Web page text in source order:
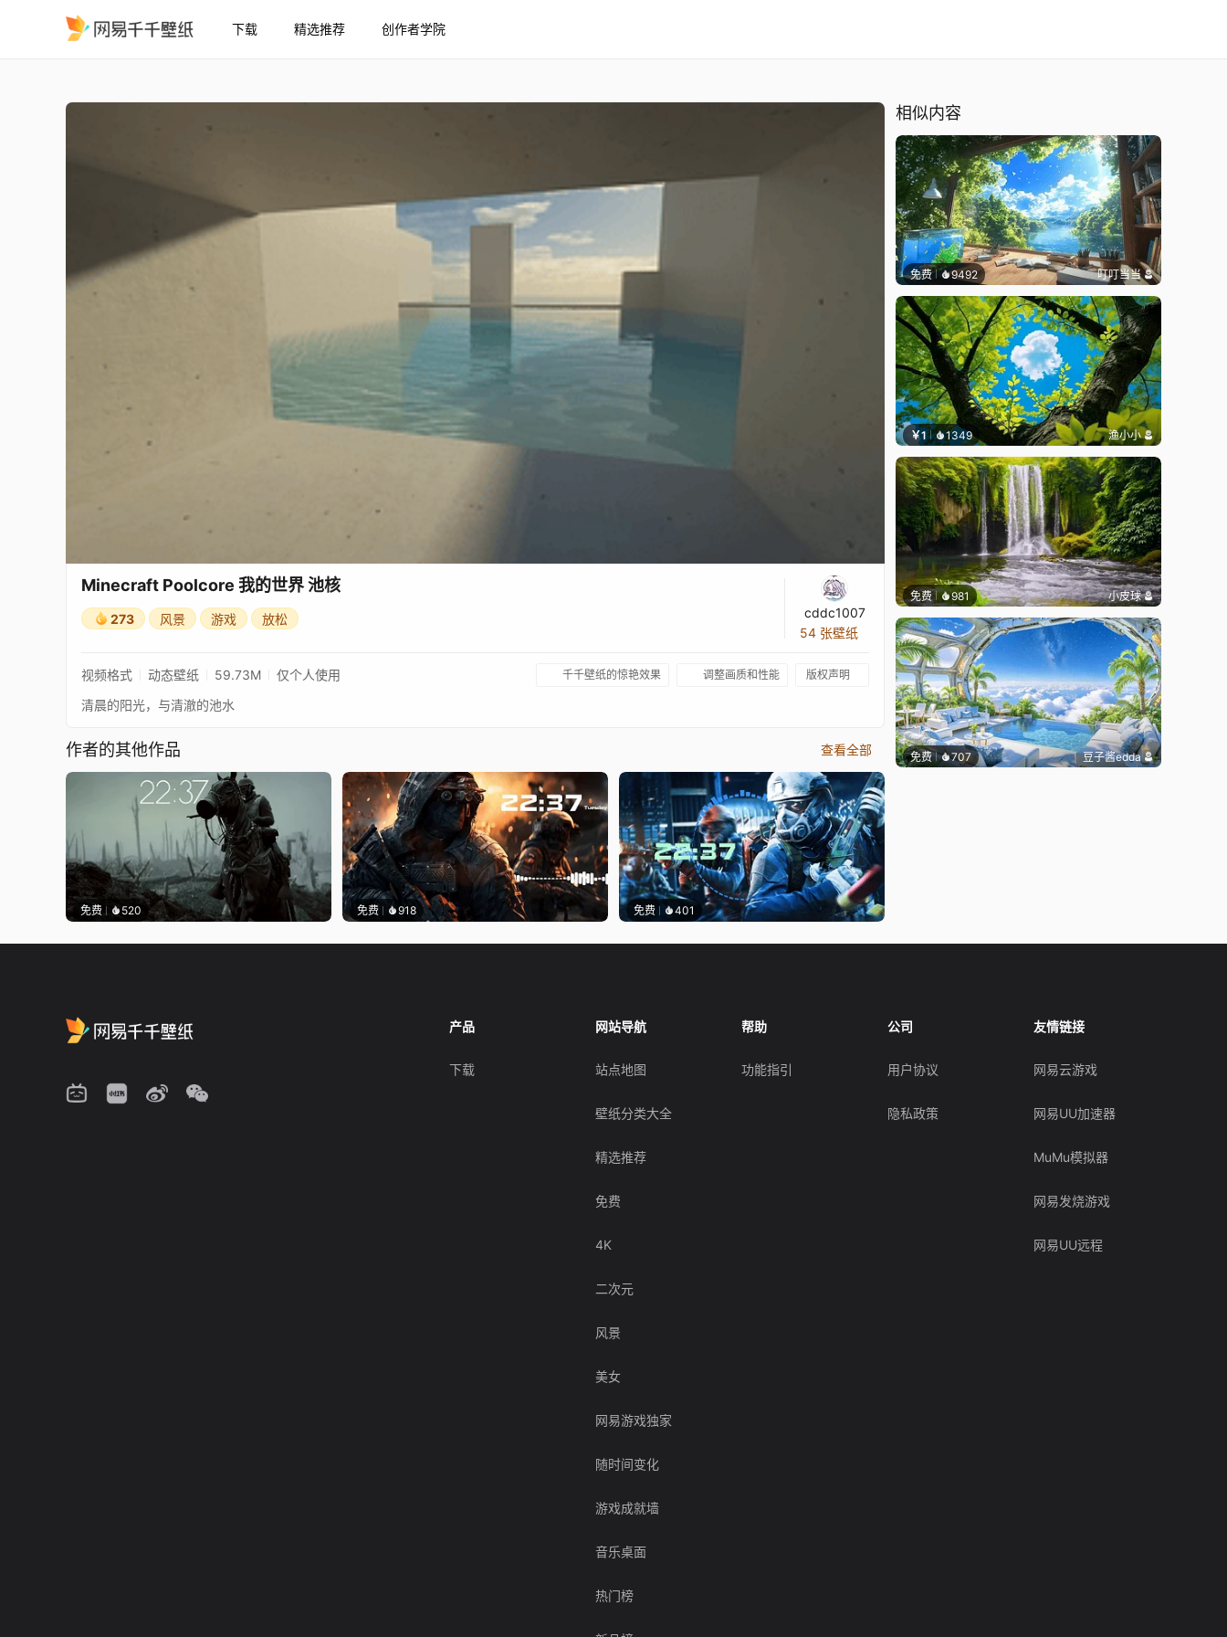
下载 精选推荐 创作者学院
Minecraft Poolcore 我的世界 池核
273 风景 游戏 放松
cddc1007
54 张壁纸
视频格式 动态壁纸 59.73M 仅个人使用 千千壁纸的惊艳效果 调整画质和性能 版权声明
清晨的阳光，与清澈的池水
作者的其他作品 查看全部
免费 520 免费 918 免费 401
相似内容
免费 9492 叮叮当当
￥1 1349 渔小小
免费 981 小皮球
免费 707 豆子酱edda
产品
下载
网站导航
站点地图
壁纸分类大全
精选推荐
免费
4K
二次元
风景
美女
网易游戏独家
随时间变化
游戏成就墙
音乐桌面
热门榜
帮助
功能指引
公司
用户协议
隐私政策
友情链接
网易云游戏
网易UU加速器
MuMu模拟器
网易发烧游戏
网易UU远程